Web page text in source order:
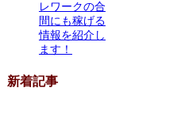
レワークの合
間にも稼げる
情報を紹介し
ます！
新着記事